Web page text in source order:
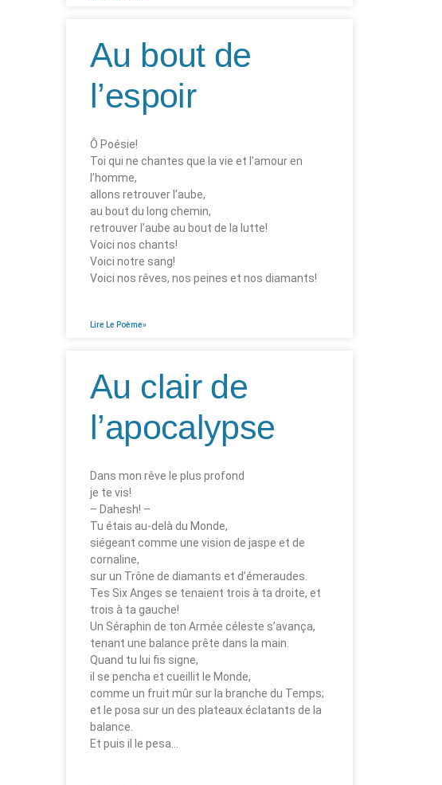
Au bout de
l’espoir
Ô Poésie!
Toi qui ne chantes que la vie et l’amour en
l’homme,
allons retrouver l’aube,
au bout du long chemin,
retrouver l’aube au bout de la lutte!
Voici nos chants!
Voici notre sang!
Voici nos rêves, nos peines et nos diamants!
Lire Le Poème»
Au clair de
l’apocalypse
Dans mon rêve le plus profond
je te vis!
– Dahesh! –
Tu étais au-delà du Monde,
siégeant comme une vision de jaspe et de
cornaline,
sur un Trône de diamants et d’émeraudes.
Tes Six Anges se tenaient trois à ta droite, et
trois à ta gauche!
Un Séraphin de ton Armée céleste s’avança,
tenant une balance prête dans la main.
Quand tu lui fis signe,
il se pencha et cueillit le Monde,
comme un fruit mûr sur la branche du Temps;
et le posa sur un des plateaux éclatants de la
balance.
Et puis il le pesa…